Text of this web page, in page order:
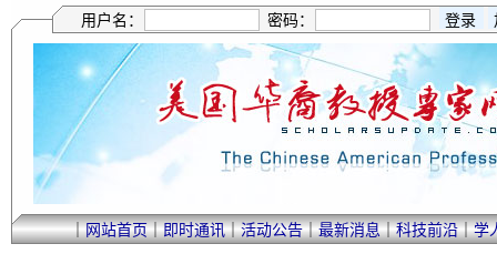
用户名： 密码：
｜网站首页｜即时通讯｜活动公告｜最新消息｜科技前沿｜学